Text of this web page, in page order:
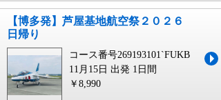
【博多発】芦屋基地航空祭２０２６
日帰り
コース番号269193101`FUKB
11月15日 出発 1日間
￥8,990